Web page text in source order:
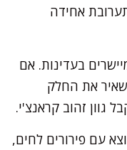
אחידה
בעדינות. אם
את החלק
גוון זהוב קראנצ'י.
יוצא עם פירורים לחים,